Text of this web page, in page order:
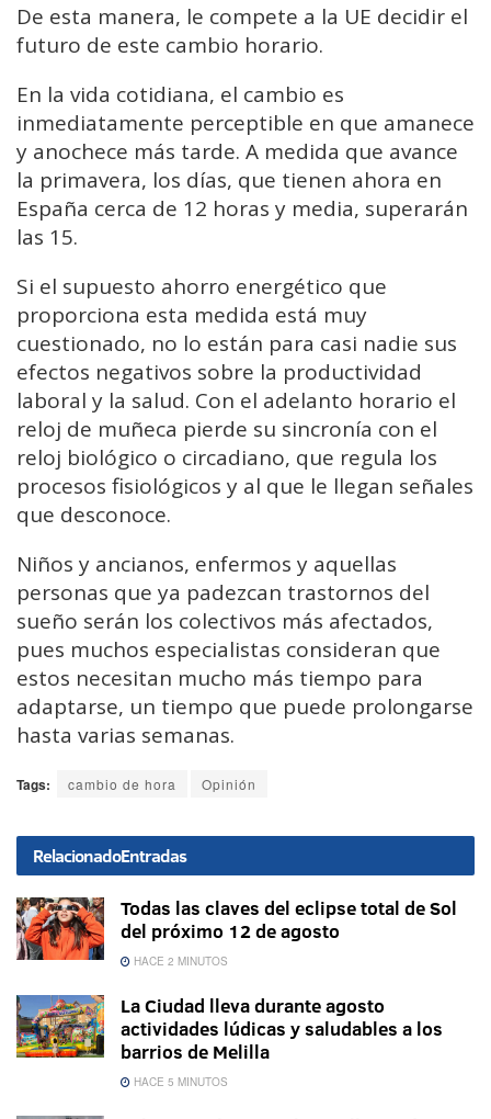
De esta manera, le compete a la UE decidir el
futuro de este cambio horario.
En la vida cotidiana, el cambio es
inmediatamente perceptible en que amanece
y anochece más tarde. A medida que avance
la primavera, los días, que tienen ahora en
España cerca de 12 horas y media, superarán
las 15.
Si el supuesto ahorro energético que
proporciona esta medida está muy
cuestionado, no lo están para casi nadie sus
efectos negativos sobre la productividad
laboral y la salud. Con el adelanto horario el
reloj de muñeca pierde su sincronía con el
reloj biológico o circadiano, que regula los
procesos fisiológicos y al que le llegan señales
que desconoce.
Niños y ancianos, enfermos y aquellas
personas que ya padezcan trastornos del
sueño serán los colectivos más afectados,
pues muchos especialistas consideran que
estos necesitan mucho más tiempo para
adaptarse, un tiempo que puede prolongarse
hasta varias semanas.
Tags: cambio de hora Opinión
RelacionadoEntradas
Todas las claves del eclipse total de Sol
del próximo 12 de agosto
HACE 2 MINUTOS
La Ciudad lleva durante agosto
actividades lúdicas y saludables a los
barrios de Melilla
HACE 5 MINUTOS